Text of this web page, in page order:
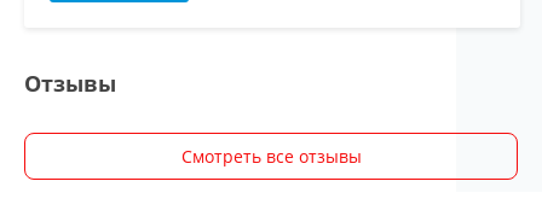
Отзывы
Смотреть все отзывы